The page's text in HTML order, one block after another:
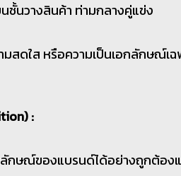
ชั้นวางสินค้า ท่ามกลางคู่แข่ง
สดใส หรือความเป็นเอกลักษณ์เฉ
:
กษณ์ของแบรนด์ได้อย่างถูกต้อง